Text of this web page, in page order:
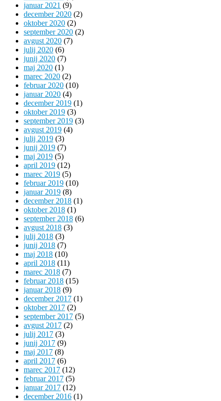
januar 2021 (9)
december 2020 (2)
oktober 2020 (2)
september 2020 (2)
avgust 2020 (7)
julij 2020 (6)
junij 2020 (7)
maj 2020 (1)
marec 2020 (2)
februar 2020 (10)
januar 2020 (4)
december 2019 (1)
oktober 2019 (3)
september 2019 (3)
avgust 2019 (4)
julij 2019 (3)
junij 2019 (7)
maj 2019 (5)
april 2019 (12)
marec 2019 (5)
februar 2019 (10)
januar 2019 (8)
december 2018 (1)
oktober 2018 (1)
september 2018 (6)
avgust 2018 (3)
julij 2018 (3)
junij 2018 (7)
maj 2018 (10)
april 2018 (11)
marec 2018 (7)
februar 2018 (15)
januar 2018 (9)
december 2017 (1)
oktober 2017 (2)
september 2017 (5)
avgust 2017 (2)
julij 2017 (3)
junij 2017 (9)
maj 2017 (8)
april 2017 (6)
marec 2017 (12)
februar 2017 (5)
januar 2017 (12)
december 2016 (1)